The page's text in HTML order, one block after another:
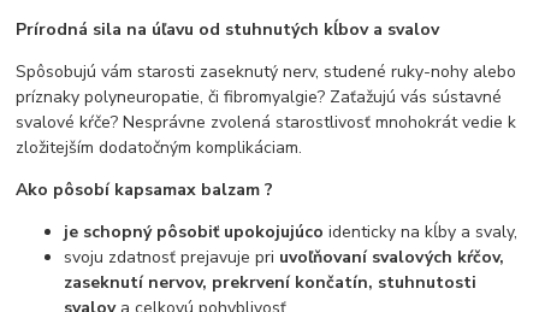
Prírodná sila na úľavu od stuhnutých kĺbov a svalov
Spôsobujú vám starosti zaseknutý nerv, studené ruky-nohy alebo
príznaky polyneuropatie, či fibromyalgie? Zaťažujú vás sústavné
svalové kŕče? Nesprávne zvolená starostlivosť mnohokrát vedie k
zložitejším dodatočným komplikáciam.
Ako pôsobí kapsamax balzam ?
je schopný pôsobiť upokojujúco identicky na kĺby a svaly,
svoju zdatnosť prejavuje pri uvoľňovaní svalových kŕčov,
zaseknutí nervov, prekrvení končatín, stuhnutosti